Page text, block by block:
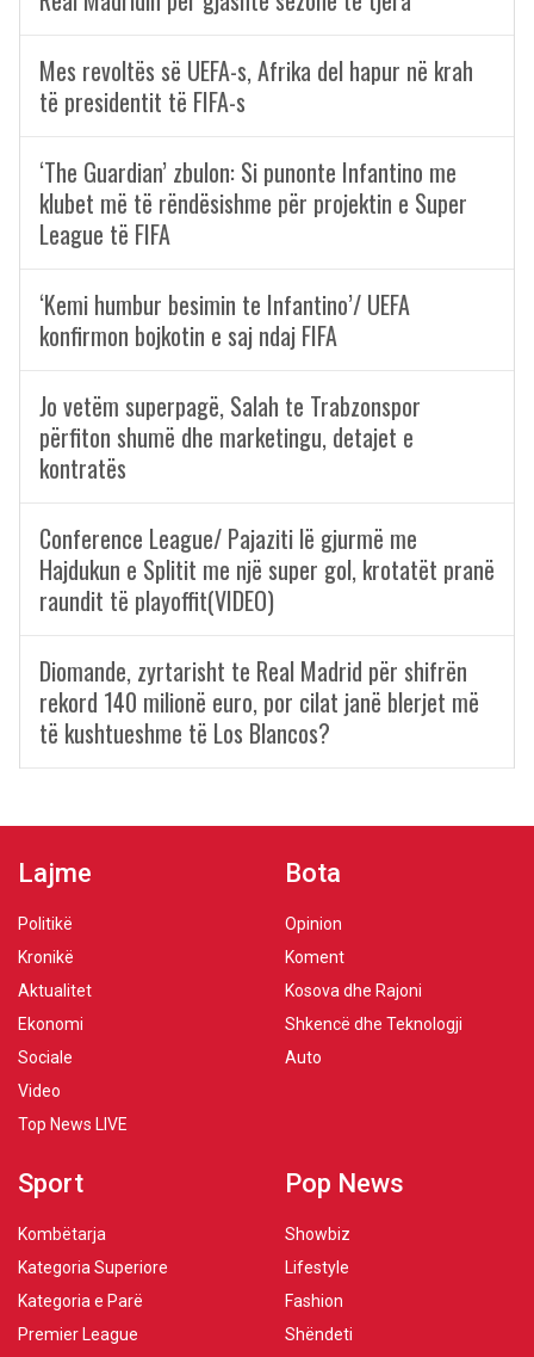
Mes revoltës së UEFA-s, Afrika del hapur në krah
të presidentit të FIFA-s
‘The Guardian’ zbulon: Si punonte Infantino me
klubet më të rëndësishme për projektin e Super
League të FIFA
‘Kemi humbur besimin te Infantino’/ UEFA
konfirmon bojkotin e saj ndaj FIFA
Jo vetëm superpagë, Salah te Trabzonspor
përfiton shumë dhe marketingu, detajet e
kontratës
Conference League/ Pajaziti lë gjurmë me
Hajdukun e Splitit me një super gol, krotatët pranë
raundit të playoffit(VIDEO)
Diomande, zyrtarisht te Real Madrid për shifrën
rekord 140 milionë euro, por cilat janë blerjet më
të kushtueshme të Los Blancos?
Lajme
Politikë
Kronikë
Aktualitet
Ekonomi
Sociale
Video
Top News LIVE
Bota
Opinion
Koment
Kosova dhe Rajoni
Shkencë dhe Teknologji
Auto
Sport
Kombëtarja
Kategoria Superiore
Kategoria e Parë
Premier League
Pop News
Showbiz
Lifestyle
Fashion
Shëndeti